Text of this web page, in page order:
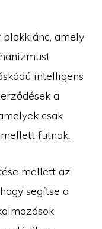
amely
intelligens
a
csak
futnak.
mellett az
segítse a